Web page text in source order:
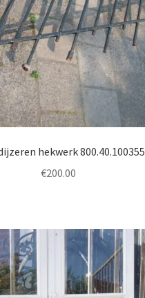
hekwerk 800.40.100355
€200.00